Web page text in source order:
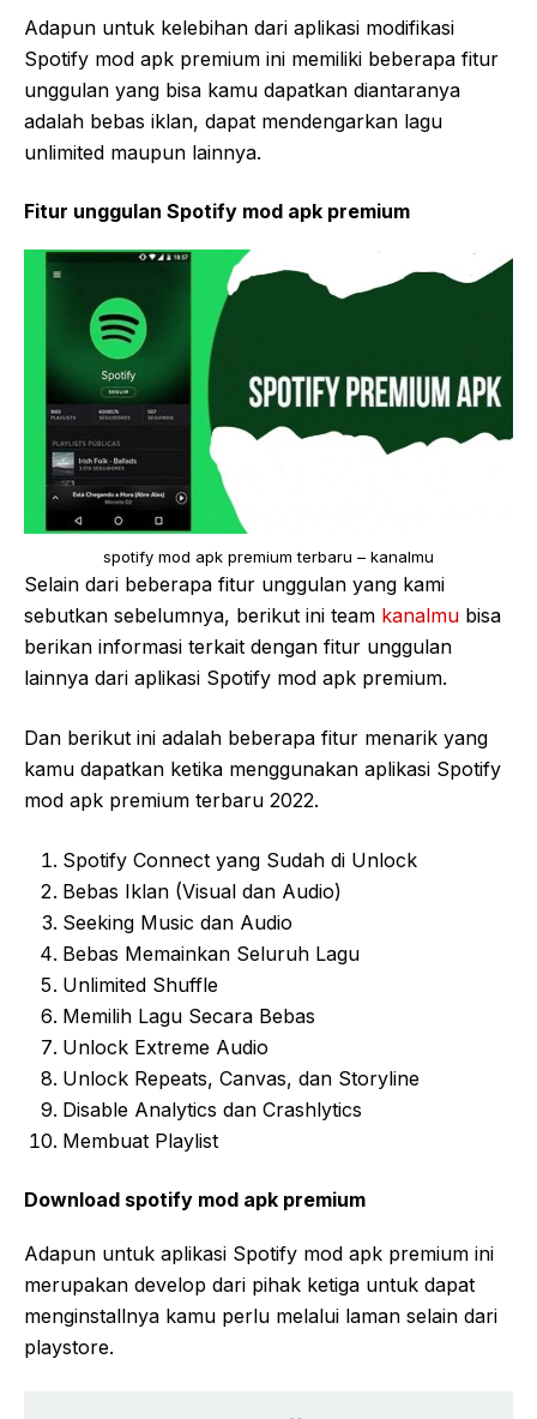
Adapun untuk kelebihan dari aplikasi modifikasi
Spotify mod apk premium ini memiliki beberapa fitur
unggulan yang bisa kamu dapatkan diantaranya
adalah bebas iklan, dapat mendengarkan lagu
unlimited maupun lainnya.
Fitur unggulan Spotify mod apk premium
spotify mod apk premium terbaru – kanalmu
Selain dari beberapa fitur unggulan yang kami
sebutkan sebelumnya, berikut ini team kanalmu bisa
berikan informasi terkait dengan fitur unggulan
lainnya dari aplikasi Spotify mod apk premium.
Dan berikut ini adalah beberapa fitur menarik yang
kamu dapatkan ketika menggunakan aplikasi Spotify
mod apk premium terbaru 2022.
Spotify Connect yang Sudah di Unlock
Bebas Iklan (Visual dan Audio)
Seeking Music dan Audio
Bebas Memainkan Seluruh Lagu
Unlimited Shuffle
Memilih Lagu Secara Bebas
Unlock Extreme Audio
Unlock Repeats, Canvas, dan Storyline
Disable Analytics dan Crashlytics
Membuat Playlist
Download spotify mod apk premium
Adapun untuk aplikasi Spotify mod apk premium ini
merupakan develop dari pihak ketiga untuk dapat
menginstallnya kamu perlu melalui laman selain dari
playstore.